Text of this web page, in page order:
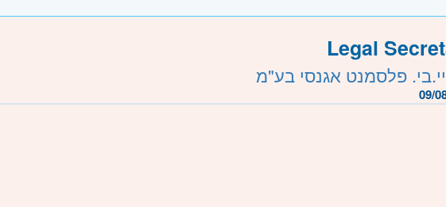
Legal
פלסמנט אגנסי בע"מ
09/